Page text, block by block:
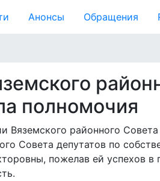
Анонсы Обращения
полномочия
Вяземского районного
Совета депутатов по
пожелав ей успехов в